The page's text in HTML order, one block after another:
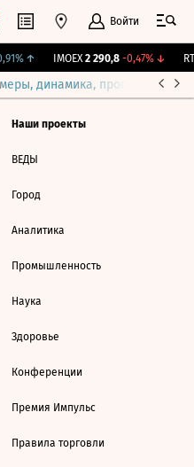
Войти
↑ IMOEX 2 290,8 -0,47%↓
динамика, прогнозы
Наши проекты
ВЕДЫ
Город
Аналитика
Промышленность
Наука
Здоровье
Конференции
Премия Импульс
Правила торговли